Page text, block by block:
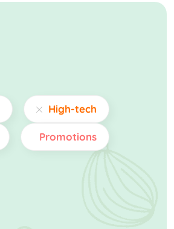
High-tech
Promotions